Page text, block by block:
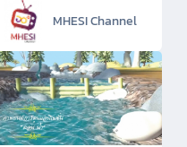
MHESI Channel